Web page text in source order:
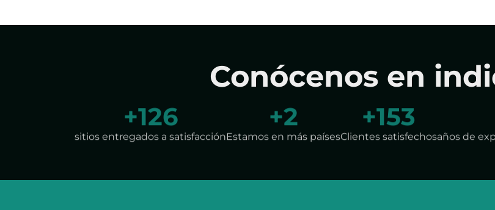
Conócenos en
sitios entregados a satisfacción
+190
Estamos en más países
+5
Clientes satisfechos
+280
años de